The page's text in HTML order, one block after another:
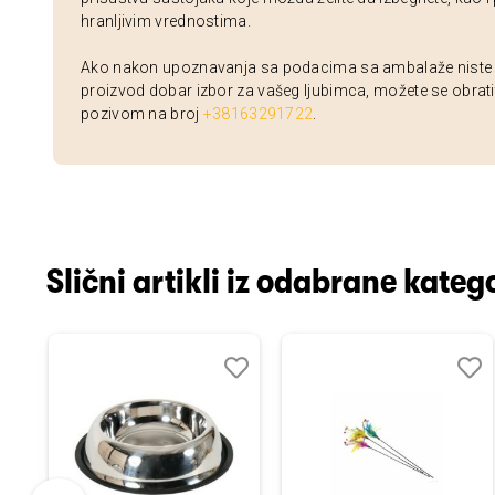
hranljivim vrednostima.
Ako nakon upoznavanja sa podacima sa ambalaže niste
proizvod dobar izbor za vašeg ljubimca, možete se
pozivom na broj +38163291722
Slični artikli iz odabrane
listu
želja